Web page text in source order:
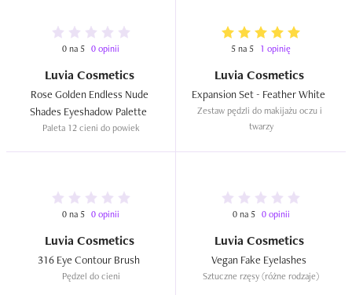
0 na 5 0 opinii
Luvia Cosmetics
Rose Golden Endless Nude
Paleta 12 cieni do powiek
5 na 5 1 opinię
Luvia Cosmetics
Zestaw pędzli do makijażu oczu i
twarzy
0 na 5 0 opinii
Luvia Cosmetics
Pędzel do cieni
0 na 5 0 opinii
Luvia Cosmetics
Sztuczne rzęsy (różne rodzaje)